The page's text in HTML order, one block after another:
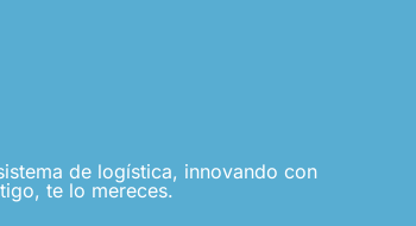
de logística, innovando con
te lo mereces.